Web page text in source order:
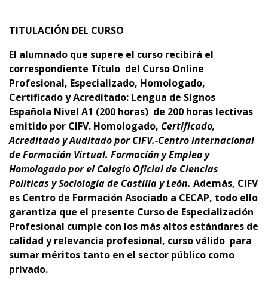
TITULACIÓN DEL CURSO
El alumnado que supere el curso recibirá el
correspondiente Título del Curso Online
Profesional, Especializado, Homologado,
Certificado y Acreditado: Lengua de Signos
Española Nivel A1 (200 horas) de 200 horas lectivas
emitido por CIFV. Homologado, Certificado,
Acreditado y Auditado por CIFV.-Centro Internacional
de Formación Virtual. Formación y Empleoy
Homologado por el Colegio Oficial de Ciencias
Políticas y Sociología de Castilla y León. Además, CIFV
es Centro de Formación Asociado a CECAP, todo ello
garantiza que el presente Curso de Especialización
Profesional cumple con los más altos estándares de
calidad y relevancia profesional, cursoválido para
sumar méritos tanto en el sector público como
privado.